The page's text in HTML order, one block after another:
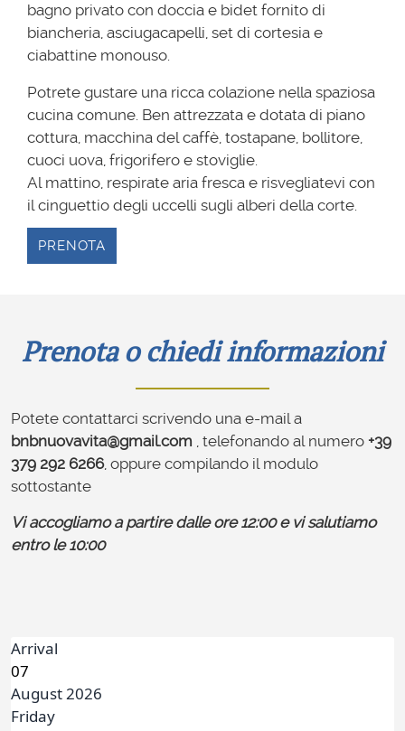
bagno privato con doccia e bidet fornito di
biancheria, asciugacapelli, set di cortesia e
ciabattine monouso.
Potrete gustare una ricca colazione nella spaziosa
cucina comune. Ben attrezzata e dotata di piano
cottura, macchina del caffè, tostapane, bollitore,
cuoci uova, frigorifero e stoviglie.
Al mattino, respirate aria fresca e risvegliatevi con
il cinguettio degli uccelli sugli alberi della corte.
PRENOTA
Prenota o chiedi informazioni
Potete contattarci scrivendo una e-mail a
bnbnuovavita@gmail.com , telefonando al numero +39
379 292 6266, oppure compilando il modulo
sottostante
Vi accogliamo a partire dalle ore 12:00 e vi salutiamo
entro le 10:00